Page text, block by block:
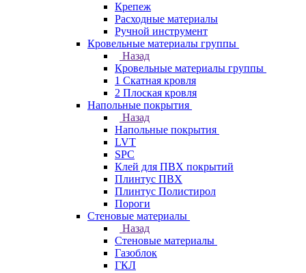
Крепеж
Расходные материалы
Ручной инструмент
Кровельные материалы группы
Назад
Кровельные материалы группы
1 Скатная кровля
2 Плоская кровля
Напольные покрытия
Назад
Напольные покрытия
LVT
SPC
Клей для ПВХ покрытий
Плинтус ПВХ
Плинтус Полистирол
Пороги
Стеновые материалы
Назад
Стеновые материалы
Газоблок
ГКЛ